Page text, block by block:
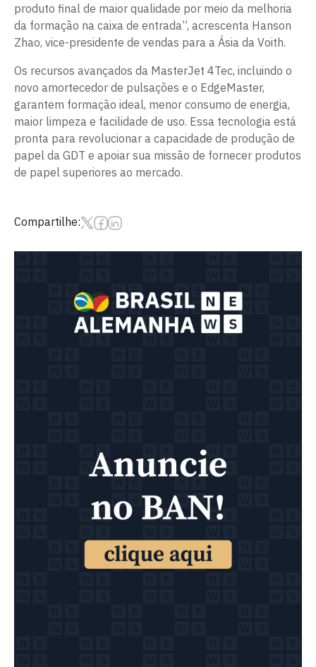
produto final de maior qualidade por meio da melhoria
da formação na caixa de entrada”, acrescenta Hanson
Zhao, vice-presidente de vendas para a Ásia da Voith.
Os recursos avançados da MasterJet 4Tec, incluindo o
novo amortecedor de pulsações e o EdgeMaster,
garantem formação ideal, menor consumo de energia,
maior limpeza e facilidade de uso. Essa tecnologia está
pronta para revolucionar a capacidade de produção de
papel da GDT e apoiar sua missão de fornecer produtos
de papel superiores ao mercado.
Compartilhe: